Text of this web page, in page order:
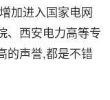
加进入国家电网
、西安电力高等专
的声誉,都是不错